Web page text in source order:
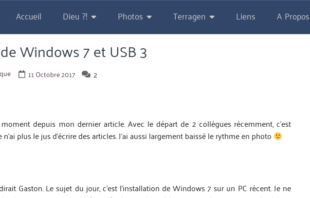
Accueil Dieu ?! Photos Terragen Liens A Propos
Windows 7 et USB 3
11 Octobre 2017 2
depuis mon dernier article. Avec le départ de 2 collègues récemment, c’est
plus le jus d’écrire des articles. J’ai aussi largement baissé le rythme en photo
Gaston. Le sujet du jour, c’est l’installation de Windows 7 sur un PC récent. Je ne